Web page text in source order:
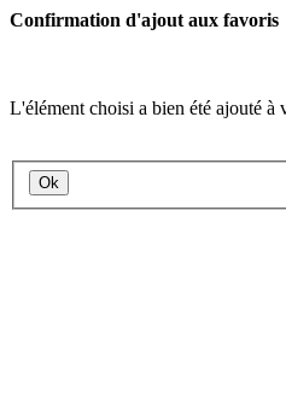
Confirmation d'ajout aux favoris
L'élément choisi a bien été ajouté à